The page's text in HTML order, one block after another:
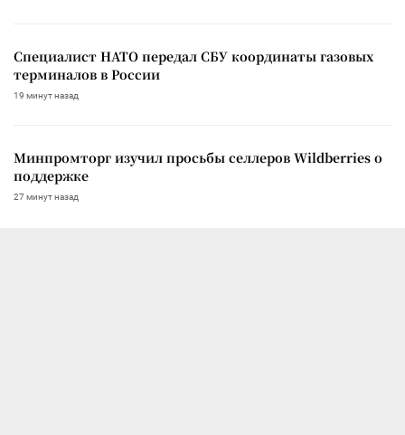
Специалист НАТО передал СБУ координаты газовых
терминалов в России
19 минут назад
Минпромторг изучил просьбы селлеров Wildberries о
поддержке
27 минут назад